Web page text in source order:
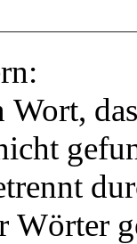
Wort,
Wörter